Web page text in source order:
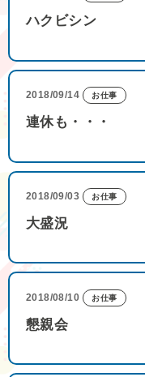
ハクビシン
2018/09/14 お仕事
連休も・・・
2018/09/03 お仕事
大盛況
2018/08/10 お仕事
懇親会